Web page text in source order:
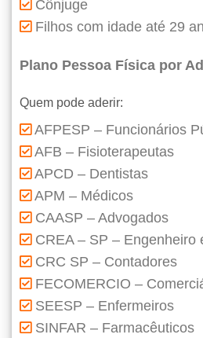
Cônjuge
Filhos com idade até 29
Plano Pessoa Física por
Quem pode aderir:
AFPESP – Funcionários
AFB – Fisioterapeutas
APCD – Dentistas
APM – Médicos
CAASP – Advogados
CREA – SP – Engenheiro
CRC SP – Contadores
FECOMERCIO –
SEESP – Enfermeiros
SINFAR – Farmacêuticos